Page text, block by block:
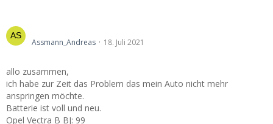
Assmann_Andreas 18. Juli 2021
allo zusammen,
ich habe zur Zeit das Problem das mein Auto nicht mehr
anspringen möchte.
Batterie ist voll und neu.
Opel Vectra B BJ: 99